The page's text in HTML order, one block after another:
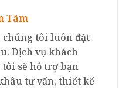
Tâm
chúng tôi luôn đặt
Dịch vụ khách
sẽ hỗ trợ bạn
tư vấn, thiết kế